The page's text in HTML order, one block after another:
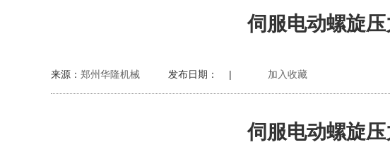
伺服电动螺旋
来源： 郑州华隆机械 发布日期： | 加入收藏
伺服电动螺旋